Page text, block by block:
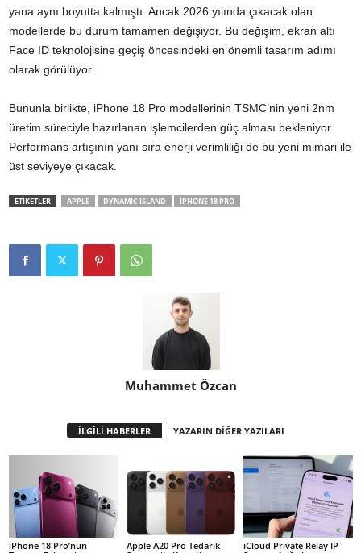
yana aynı boyutta kalmıştı. Ancak 2026 yılında çıkacak olan
modellerde bu durum tamamen değişiyor. Bu değişim, ekran altı
Face ID teknolojisine geçiş öncesindeki en önemli tasarım adımı
olarak görülüyor.
Bununla birlikte, iPhone 18 Pro modellerinin TSMC’nin yeni 2nm
üretim süreciyle hazırlanan işlemcilerden güç alması bekleniyor.
Performans artışının yanı sıra enerji verimliliği de bu yeni mimari ile
üst seviyeye çıkacak.
ETİKETLER APPLE DYNAMIC ISLAND IPHONE 18 PRO
Muhammet Özcan
İLGİLİ HABERLER YAZARIN DİĞER YAZILARI
iPhone 18 Pro’nun
Apple A20 Pro Tedarik
iCloud Private Relay IP